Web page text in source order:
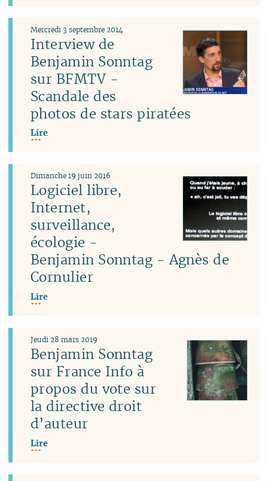
Interview de
Benjamin Sonntag
sur BFMTV -
Scandale des
photos de stars piratées
Mercredi 3 septembre 2014
Lire
Logiciel libre,
Internet,
surveillance,
écologie -
Benjamin Sonntag - Agnès de
Cornulier
Dimanche 19 juin 2016
Lire
Benjamin Sonntag
sur France Info à
propos du vote sur
la directive droit
d’auteur
Jeudi 28 mars 2019
Lire